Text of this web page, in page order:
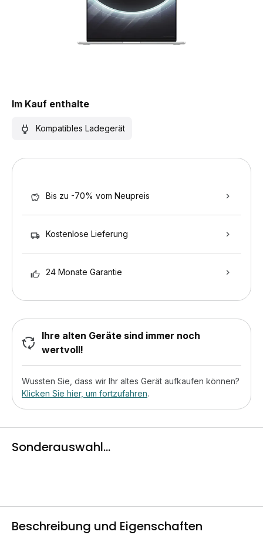
Im Kauf enthalte
Kompatibles Ladegerät
Bis zu -70% vom Neupreis
Kostenlose Lieferung
24 Monate Garantie
Ihre alten Geräte sind immer noch
wertvoll!
Wussten Sie, dass wir Ihr altes Gerät aufkaufen können?
Klicken Sie hier, um fortzufahren.
Sonderauswahl...
Beschreibung und Eigenschaften